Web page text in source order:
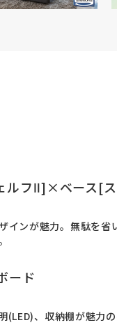
ルフⅡ]×ベース[ス
インが魅力。無駄を省
ード
(LED)、収納棚が魅力